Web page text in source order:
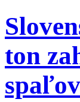
ton